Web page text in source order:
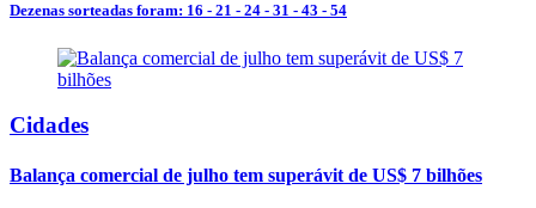
Dezenas sorteadas foram: 16 - 21 - 24 - 31 - 43 - 54
Cidades
Balança comercial de julho tem superávit de US$ 7 bilhões